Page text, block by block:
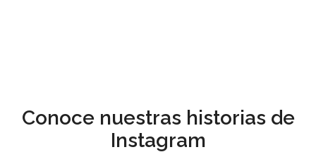
Conoce nuestras historias de
Instagram